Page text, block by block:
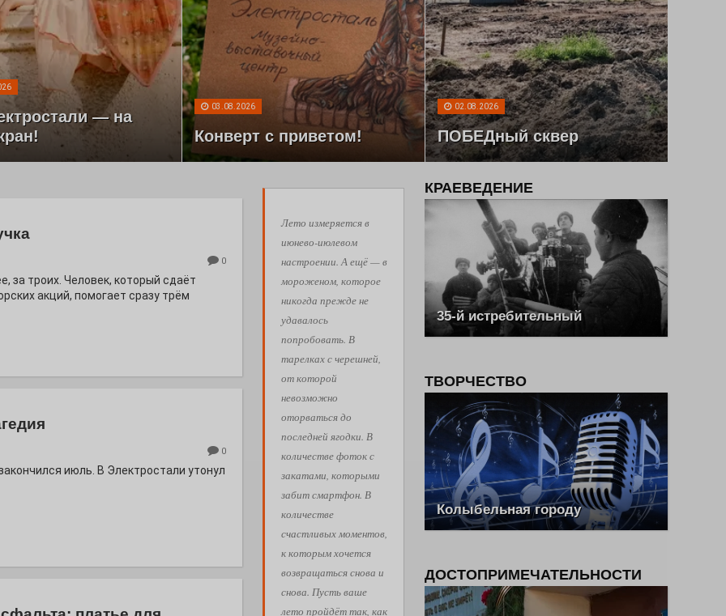
— на
03.08.2026
Конверт с приветом!
02.08.2026
ПОБЕДный сквер
Лето измеряется в
июнево-июлевом
настроении. А ещё — в
мороженом, которое
никогда прежде не
удавалось
попробовать. В
тарелках с черешней,
от которой
невозможно
оторваться до
последней ягодки. В
количестве фоток с
закатами, которыми
забит смартфон. В
количестве
счастливых моментов,
к которым хочется
возвращаться снова и
снова. Пусть ваше
лето пройдёт так, как
0
за троих. Человек, который сдаёт
акций, помогает сразу трём
0
июль. В Электростали утонул
КРАЕВЕДЕНИЕ
35-й истребительный
ТВОРЧЕСТВО
Колыбельная городу
ДОСТОПРИМЕЧАТЕЛЬНОСТИ